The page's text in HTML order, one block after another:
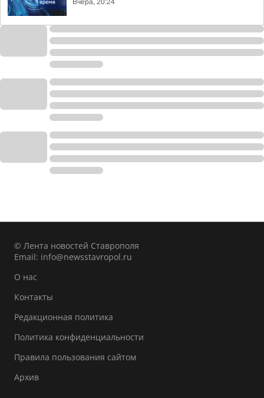
Вчера, 20:24
© Лента новостей Ставрополя
Email: info@newsstavropol.ru
О нас
Контакты
Редакционная политика
Политика конфиденциальности
Правила пользования сайтом
Архив